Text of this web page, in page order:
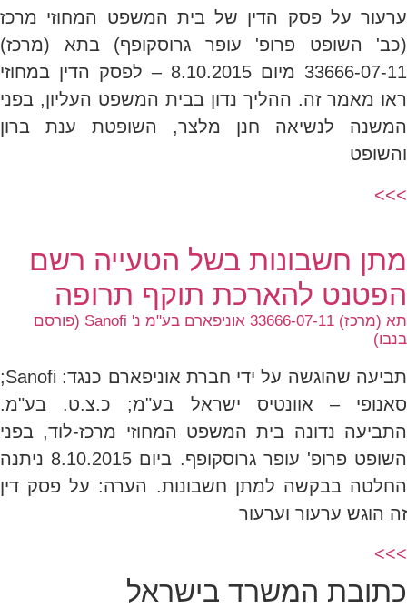
ערעור על פסק הדין של בית המשפט המחוזי מרכז
(כב' השופט פרופ' עופר גרוסקופף) בתא (מרכז)
33666-07-11 מיום 8.10.2015 – לפסק הדין במחוזי
ראו מאמר זה. ההליך נדון בבית המשפט העליון, בפני
המשנה לנשיאה חנן מלצר, השופטת ענת ברון
והשופט
>>>
מתן חשבונות בשל הטעייה רשם
הפטנט להארכת תוקף תרופה
תא (מרכז) 33666-07-11 אוניפארם בע"מ נ' Sanofi (פורסם
בנבו)
תביעה שהוגשה על ידי חברת אוניפארם כנגד: Sanofi;
סאנופי – אוונטיס ישראל בע"מ; כ.צ.ט. בע"מ.
התביעה נדונה בית המשפט המחוזי מרכז-לוד, בפני
השופט פרופ' עופר גרוסקופף. ביום 8.10.2015 ניתנה
החלטה בבקשה למתן חשבונות. הערה: על פסק דין
זה הוגש ערעור וערעור
>>>
כתובת המשרד בישראל